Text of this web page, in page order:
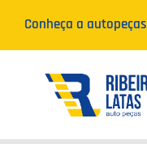
o
conteúdo
Conheça a autopeças